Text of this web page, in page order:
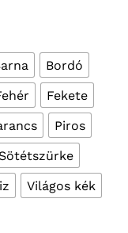
Bordó
Fekete
Piros
Sötétszürke
Világos kék